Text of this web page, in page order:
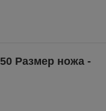
Размер ножа -